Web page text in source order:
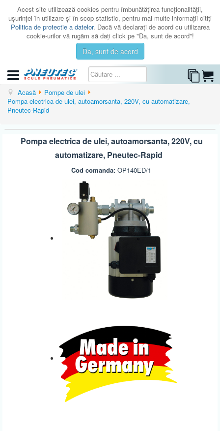
Acest site utilizează cookies pentru îmbunătăţirea funcţionalităţii,
uşurinţei în utilizare şi în scop statistic, pentru mai multe informaţii citiţi
Politica de protectie a datelor. Dacă vă declaraţi de acord cu utilizarea
cookie-urilor vă rugăm să daţi click pe "Da, sunt de acord"!
Da, sunt de acord
CATEGORII
CATALOAGE
ISTORIC
Acasă
Pompe de ulei
Pompa electrica de ulei, autoamorsanta, 220V, cu automatizare,
Pneutec-Rapid
Pompa electrica de ulei, autoamorsanta, 220V, cu
automatizare, Pneutec-Rapid
Cod comanda: OP140ED/1